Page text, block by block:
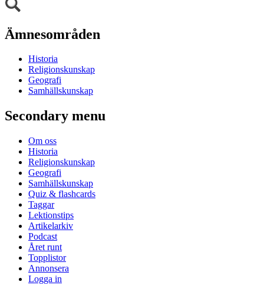
Ämnesområden
Historia
Religionskunskap
Geografi
Samhällskunskap
Secondary menu
Om oss
Historia
Religionskunskap
Geografi
Samhällskunskap
Quiz & flashcards
Taggar
Lektionstips
Artikelarkiv
Podcast
Året runt
Topplistor
Annonsera
Logga in